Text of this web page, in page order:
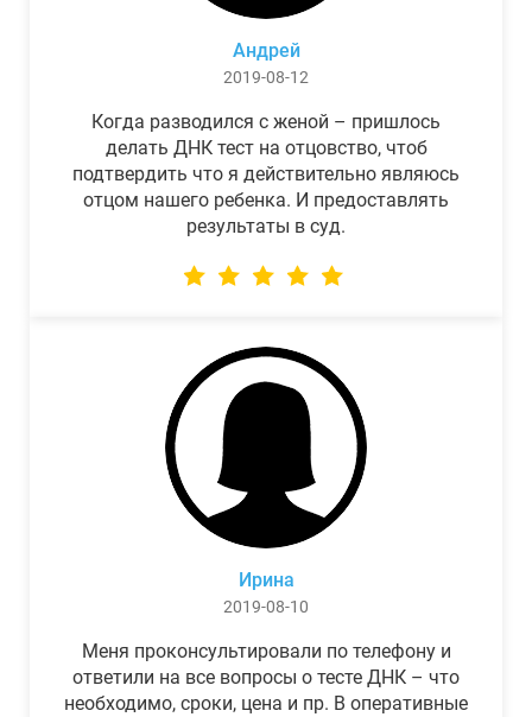
Андрей
2019-08-12
Когда разводился с женой – пришлось
делать ДНК тест на отцовство, чтоб
подтвердить что я действительно являюсь
отцом нашего ребенка. И предоставлять
результаты в суд.
Ирина
2019-08-10
Меня проконсультировали по телефону и
ответили на все вопросы о тесте ДНК – что
необходимо, сроки, цена и пр. В оперативные